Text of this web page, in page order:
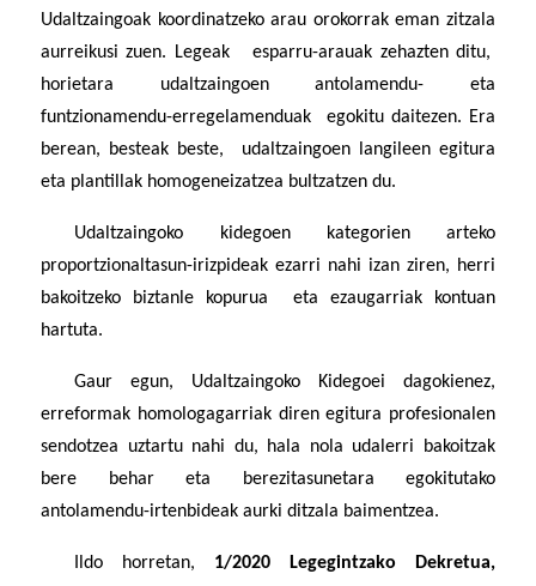
Udaltzaingoak koordinatzeko arau orokorrak eman zitzala
aurreikusi zuen. Legeak esparru-arauak zehazten ditu,
horietara udaltzaingoen antolamendu- eta
funtzionamendu-erregelamenduak egokitu daitezen. Era
berean, besteak beste, udaltzaingoen langileen egitura
eta plantillak homogeneizatzea bultzatzen du.
Udaltzaingoko kidegoen kategorien arteko
proportzionaltasun-irizpideak ezarri nahi izan ziren, herri
bakoitzeko biztanle kopurua eta ezaugarriak kontuan
hartuta.
Gaur egun, Udaltzaingoko Kidegoei dagokienez,
erreformak homologagarriak diren egitura profesionalen
sendotzea uztartu nahi du, hala nola udalerri bakoitzak
bere behar eta berezitasunetara egokitutako
antolamendu-irtenbideak aurki ditzala baimentzea.
Ildo horretan, 1/2020 Legegintzako Dekretua,